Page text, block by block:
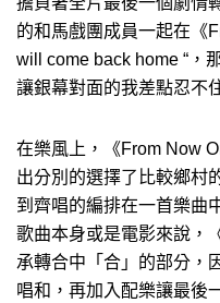
的和馬戲團成員一起在《
will come back home “，
讓銀幕對面的我差點忍不
在樂風上，《From Now
出分別的選擇了比較鄉村
到齊唱的編排在一首樂曲
歌曲本身或是電影來說，
承轉合中「合」的部分，
唱和，再加入配樂讓最後